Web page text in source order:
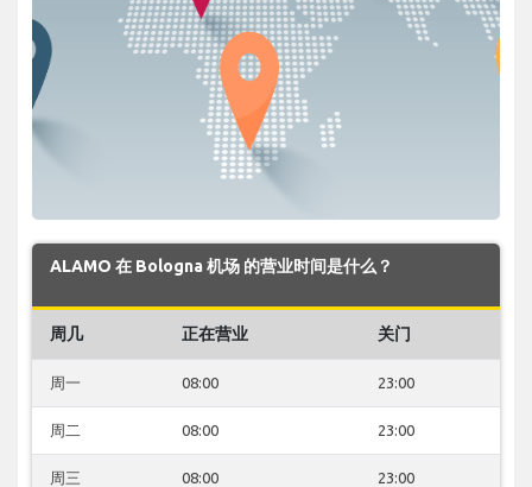
ALAMO 在 Bologna 机场 的营业时间是什么？
周几 正在营业 关门
周一 08:00 23:00
周二 08:00 23:00
周三 08:00 23:00